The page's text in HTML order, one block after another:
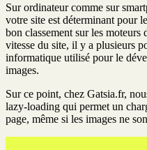
Sur ordinateur comme sur
votre site est déterminant pour
bon classement sur les moteurs
vitesse du site, il y a plusieurs
informatique utilisé pour le
images.
Sur ce point, chez Gatsia.fr,
lazy-loading qui permet un
page, même si les images ne